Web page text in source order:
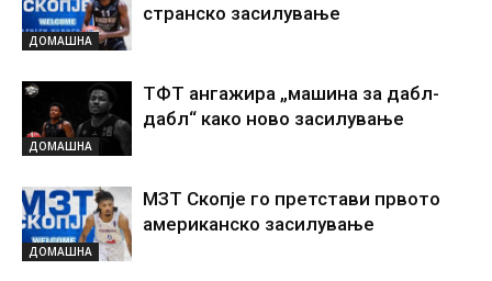
ДОМАШНА
странско засилување
ДОМАШНА
ТФТ ангажира „машина за дабл-
дабл“ како ново засилување
ДОМАШНА
МЗТ Скопје го претстави првото
американско засилување